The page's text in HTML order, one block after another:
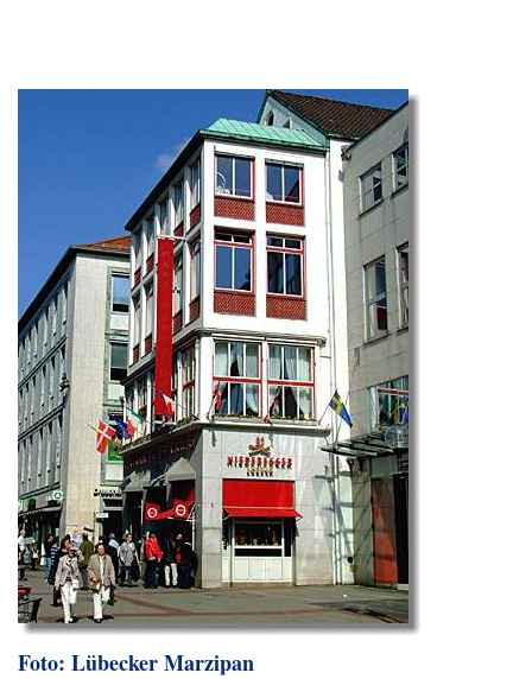
Foto: Lübecker Marzipan